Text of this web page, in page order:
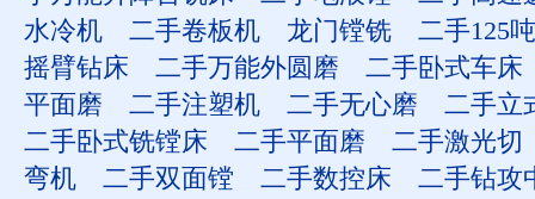
水冷机
二手卷板机 龙门镗铣
二手125
摇臂钻床
二手万能外圆磨
二手卧式车床
平面磨
二手注塑机 二手无心磨
二手立
二手卧式铣镗床
二手平面磨
二手激光切
弯机
二手双面镗 二手数控床
二手钻攻